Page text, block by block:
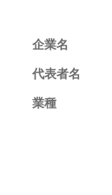
企業名
代表者名
業種